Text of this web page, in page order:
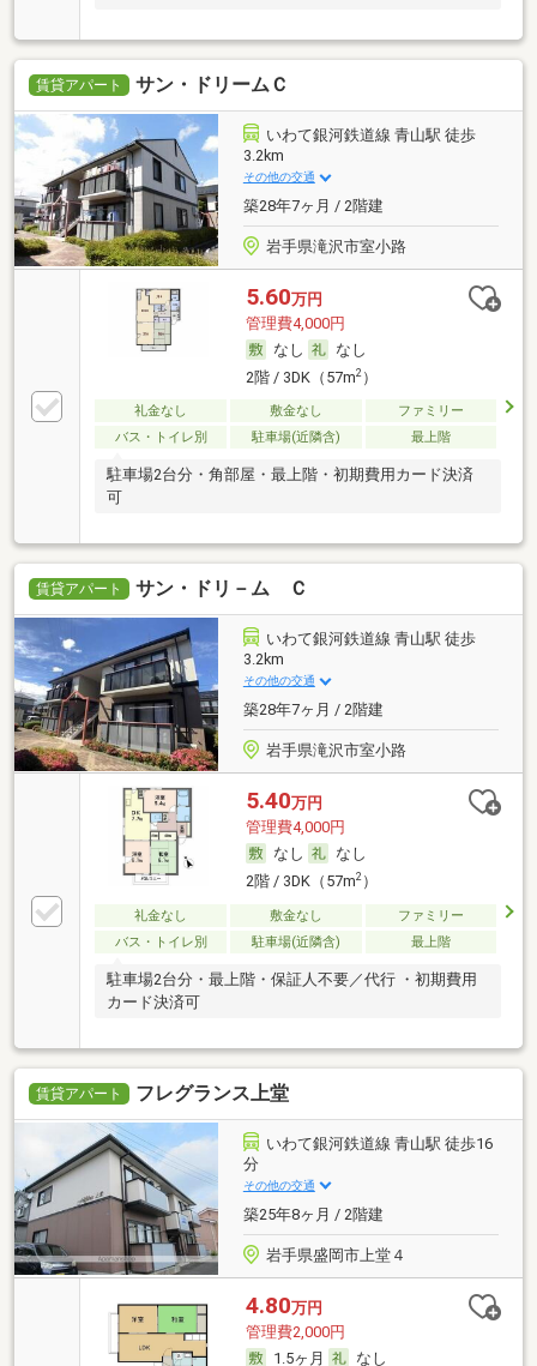
賃貸アパート サン・ドリームＣ
いわて銀河鉄道線 青山駅 徒歩
3.2km
その他の交通
築28年7ヶ月 / 2階建
岩手県滝沢市室小路
5.60万円
管理費4,000円
なし
なし
2階 / 3DK（57m2）
礼金なし 敷金なし
ファミリー
バス・トイレ別
駐車場(近隣含) 最上階
駐車場2台分・角部屋・最上階・初期費用カード決済
可
賃貸アパート サン・ドリ－ム Ｃ
いわて銀河鉄道線 青山駅 徒歩
3.2km
その他の交通
築28年7ヶ月 / 2階建
岩手県滝沢市室小路
5.40万円
管理費4,000円
なし
なし
2階 / 3DK（57m2）
礼金なし 敷金なし
ファミリー
バス・トイレ別
駐車場(近隣含) 最上階
駐車場2台分・最上階・保証人不要／代行 ・初期費用
カード決済可
賃貸アパート フレグランス上堂
いわて銀河鉄道線 青山駅 徒歩16
分
その他の交通
築25年8ヶ月 / 2階建
岩手県盛岡市上堂４
4.80万円
管理費2,000円
1.5ヶ月
なし